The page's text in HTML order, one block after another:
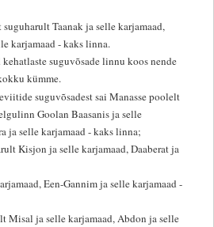
Taanak ja selle karjamaad,
karjamaad - kaks linna.
suguvõsade linnu koos nende
kümme.
suguvõsadest sai Manasse poolelt
Goolan Baasanis ja selle
ja selle karjamaad - kaks linna;
Kisjon ja selle karjamaad, Daaberat ja
Een-Gannim ja selle karjamaad -
Misal ja selle karjamaad, Abdon ja selle